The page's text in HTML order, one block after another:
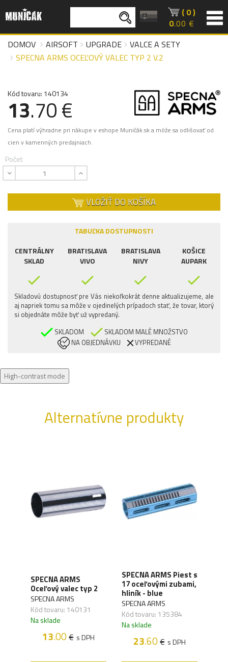
( 0 )
0.00 €
DOMOV
AIRSOFT UPGRADE
VALCE A SETY
SPECNA ARMS OCEĽOVÝ VALEC TYP 2 V.2
Kód tovaru: 140134
13.70 €
Cena platí výhradne pri nákupe v eshope Muničák.sk a môže sa odlišovať od
cien v kamenných predajniach.
Počet
VLOŽIŤ DO KOŠÍKA
TABUĽKA DOSTUPNOSTI
CENTRÁLNY
SKLAD
BRATISLAVA
VIVO
BRATISLAVA
NIVY
KOŠICE
AUPARK
Skladovú dostupnosť pre Vás niekoľkokrát denne aktualizujeme, ale
aj napriek tomu sa môže v ojedinelých prípadoch stať, že tovar, ktorý
si objednáte môže byť už vypredaný.
SKLADOM
SKLADOM MALÉ MNOŽSTVO
NA OBJEDNÁVKU
VYPREDANÉ
High-contrast mode
Alternatívne produkty
SPECNA ARMS
Oceľový valec typ 2
SPECNA ARMS
Kód tovaru: 140131
Na sklade
13.00€ s DPH
SPECNA ARMS Piest s
17 oceľovými zubami,
hliník - blue
SPECNA ARMS
Kód tovaru: 135384
Na sklade
23.60€ s DPH